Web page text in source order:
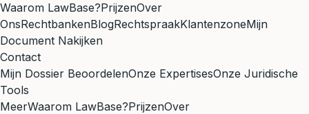
Waarom LawBase?PrijzenOver
OnsRechtbankenBlogRechtspraakKlantenzoneMijn
Document Nakijken
Contact
Mijn Dossier BeoordelenOnze ExpertisesOnze Juridische
Tools
MeerWaarom LawBase?PrijzenOver